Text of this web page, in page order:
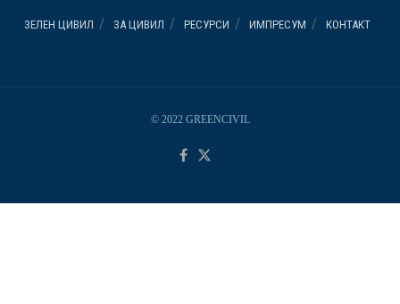
ЗЕЛЕН ЦИВИЛ ЗА ЦИВИЛ РЕСУРСИ ИМПРЕСУМ КОНТАКТ
© 2022 GREENCIVIL